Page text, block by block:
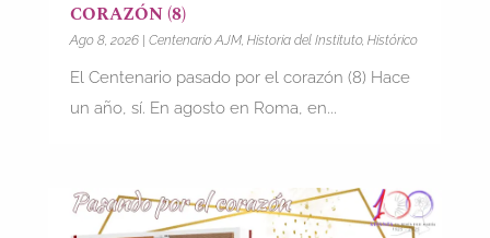
CORAZÓN (8)
Ago 8, 2026| Centenario AJM, Historia del Instituto, Histórico
El Centenario pasado por el corazón (8) Hace
un año, sí. En agosto en Roma, en...